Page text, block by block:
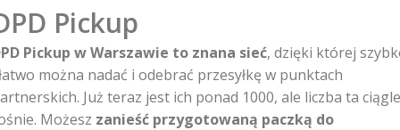
Pickup
Pickup w Warszawie to znana sieć, dzięki której
można nadać i odebrać przesyłkę w punktach
Już teraz jest ich ponad 1000, ale liczba ta ciągle
Możesz zanieść przygotowaną paczką do